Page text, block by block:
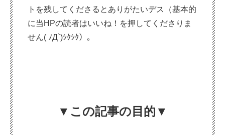
トを残してくださるとありがたいデス（基本的
に当HPの読者はいいね！を押してくださりま
せん( ﾉД`)ｼｸｼｸ）。
▼ この記事の目的▼